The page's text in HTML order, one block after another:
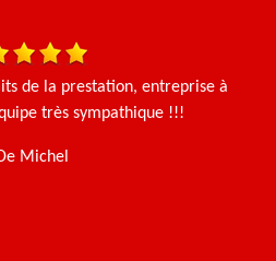
de la prestation, entreprise à
très sympathique !!!
Michel